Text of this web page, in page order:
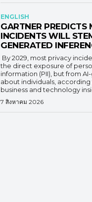
ENGLISH
GARTNER PREDICTS
INCIDENTS WILL
GENERATED
By 2029, most privacy
the direct exposure of
information (PII), but from
about individuals, according
business and technology
7 สิงหาคม 2026